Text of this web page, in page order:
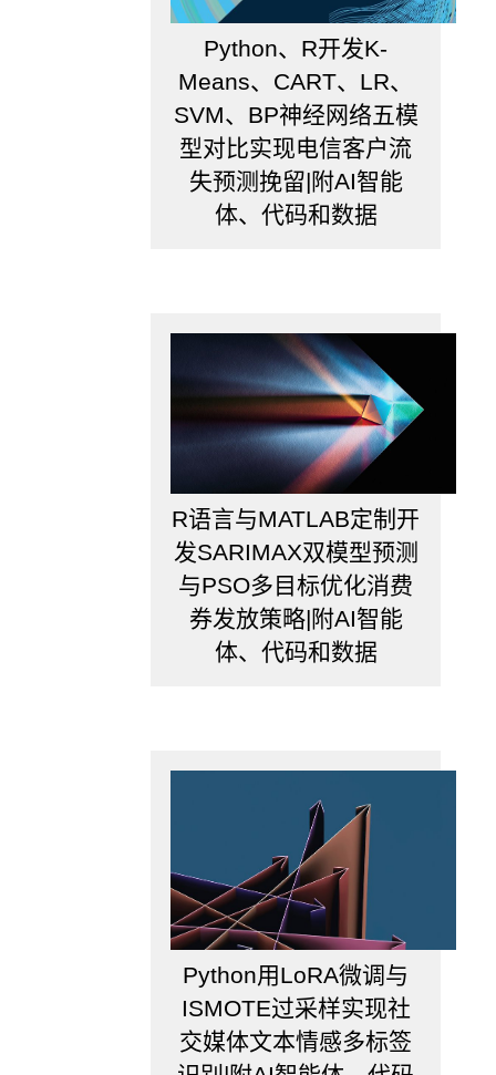
Python、R开发K-
Means、CART、LR、
SVM、BP神经网络五模
型对比实现电信客户流
失预测挽留|附AI智能
体、代码和数据
R语言与MATLAB定制开
发SARIMAX双模型预测
与PSO多目标优化消费
券发放策略|附AI智能
体、代码和数据
Python用LoRA微调与
ISMOTE过采样实现社
交媒体文本情感多标签